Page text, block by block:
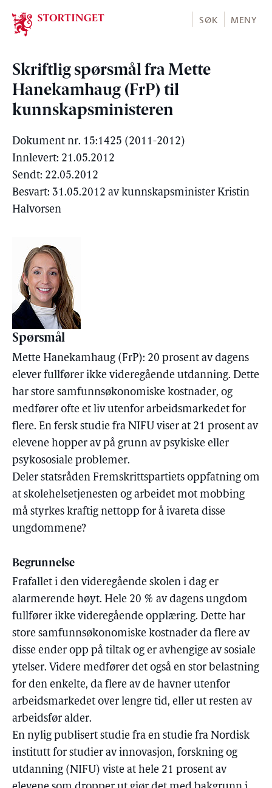
Stortinget.no
SØK MENY
Skriftlig spørsmål fra Mette
Hanekamhaug (FrP) til
kunnskapsministeren
Dokument nr. 15:1425 (2011-2012)
Innlevert: 21.05.2012
Sendt: 22.05.2012
Besvart: 31.05.2012 av kunnskapsminister Kristin
Halvorsen
Spørsmål
Mette Hanekamhaug (FrP): 20 prosent av dagens
elever fullfører ikke videregående utdanning. Dette
har store samfunnsøkonomiske kostnader, og
medfører ofte et liv utenfor arbeidsmarkedet for
flere. En fersk studie fra NIFU viser at 21 prosent av
elevene hopper av på grunn av psykiske eller
psykososiale problemer.
Deler statsråden Fremskrittspartiets oppfatning om
at skolehelsetjenesten og arbeidet mot mobbing
må styrkes kraftig nettopp for å ivareta disse
ungdommene?
Begrunnelse
Frafallet i den videregående skolen i dag er
alarmerende høyt. Hele 20 % av dagens ungdom
fullfører ikke videregående opplæring. Dette har
store samfunnsøkonomiske kostnader da flere av
disse ender opp på tiltak og er avhengige av sosiale
ytelser. Videre medfører det også en stor belastning
for den enkelte, da flere av de havner utenfor
arbeidsmarkedet over lengre tid, eller ut resten av
arbeidsfør alder.
En nylig publisert studie fra en studie fra Nordisk
institutt for studier av innovasjon, forskning og
utdanning (NIFU) viste at hele 21 prosent av